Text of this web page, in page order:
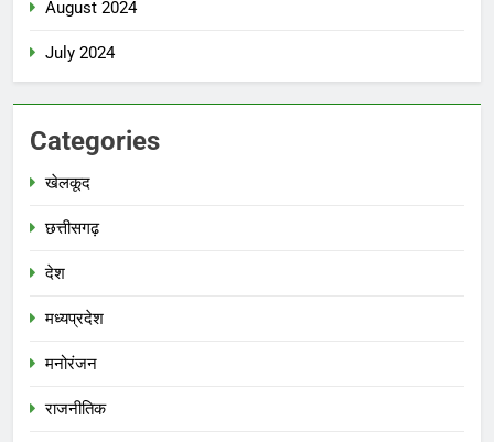
August 2024
July 2024
Categories
खेलकूद
छत्तीसगढ़
देश
मध्‍यप्रदेश
मनोरंजन
राजनीतिक